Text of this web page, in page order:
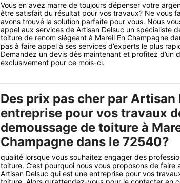
Vous en avez marre de toujours dépenser votre
être satisfait du résultat pour vos travaux? Ne vous
avons trouvé la solution parfaite pour vous. Nous
appel aux services de Artisan Delsuc un spécialiste
toiture de renom siégeant à Mareil En Champagne
pas à faire appel à ses services d’experts le plus
Demandez un devis dès maintenant et profitez d’un
exclusivement pour ce mois-ci.
Des prix pas cher par Artisan
entreprise pour vos travaux
demoussage de toiture à
Champagne dans le 72540?
qualité lorsque vous souhaitez engager des
toiture. C’est pourquoi nous vous proposons de faire
Artisan Delsuc qui est une entreprise pour vos